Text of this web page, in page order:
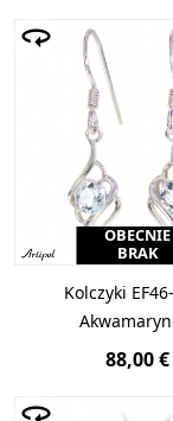
OBECNIE
BRAK
Kolczyki
88,00 €